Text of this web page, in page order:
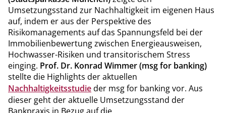
Umsetzungsstand zur Nachhaltigkeit im eigenen Haus
auf, indem er aus der Perspektive des
Risikomanagements auf das Spannungsfeld bei der
Immobilienbewertung zwischen Energieausweisen,
Hochwasser-Risiken und transitorischem Stress
einging. Prof. Dr. Konrad Wimmer (msg for banking)
stellte die Highlights der aktuellen
Nachhaltigkeitsstudieder msg for banking vor. Aus
dieser geht der aktuelle Umsetzungsstand der